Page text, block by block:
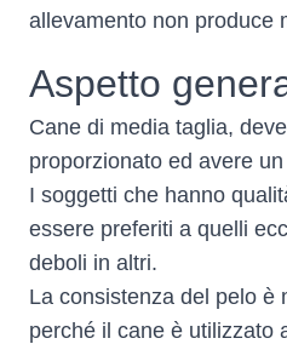
allevamento non produce
Aspetto
Cane di media taglia,
proporzionato ed avere
I soggetti che hanno
essere preferiti a quelli
deboli in altri.
La consistenza del pelo è
perché il cane è utilizzato